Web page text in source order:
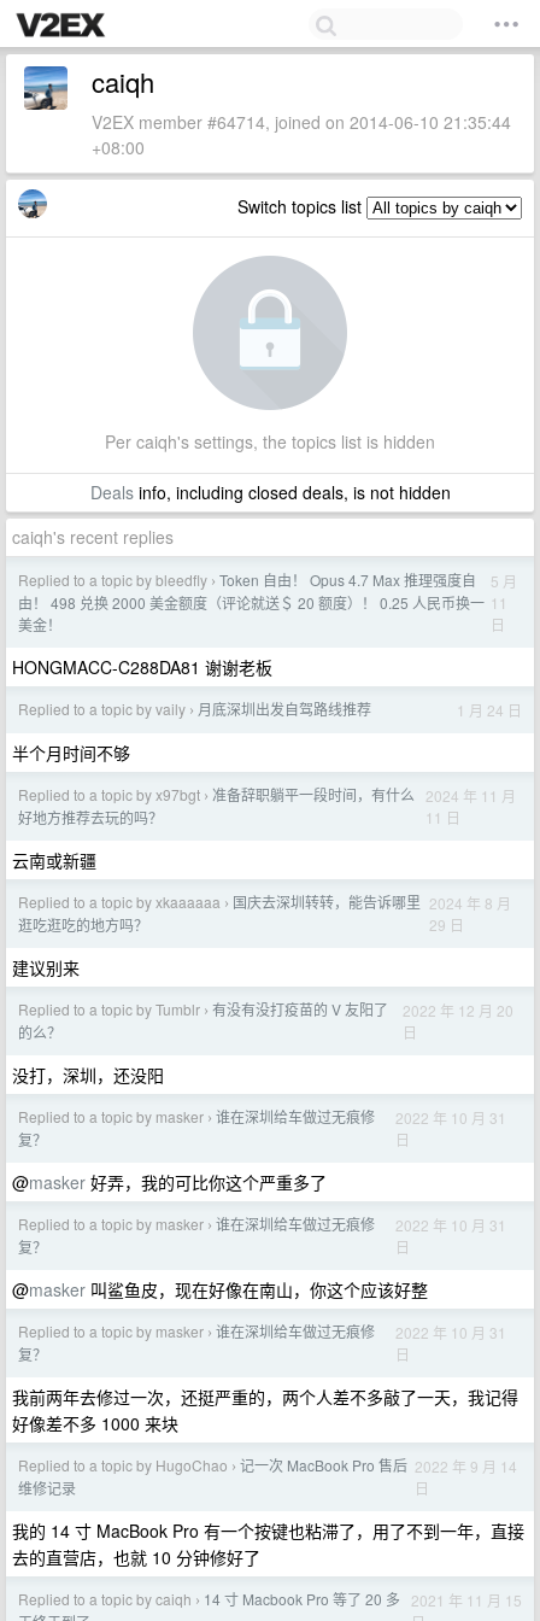
caiqh
V2EX member #64714, joined on 2014-06-10 21:35:44
+08:00
Switch topics list
Per caiqh's settings, the topics list is hidden
Dealsinfo, including closed deals, is not hidden
caiqh's recent replies
Replied to a topic by bleedfly › Token 自由！ Opus 4.7 Max 推理强度自
由！ 498 兑换 2000 美金额度（评论就送＄ 20 额度）！ 0.25 人民币换一
美金！
5 月
11
日
HONGMACC-C288DA81 谢谢老板
Replied to a topic by vaily › 月底深圳出发自驾路线推荐 1 月 24 日
半个月时间不够
Replied to a topic by x97bgt › 准备辞职躺平一段时间，有什么
好地方推荐去玩的吗？
2024 年 11 月
11 日
云南或新疆
Replied to a topic by xkaaaaaa › 国庆去深圳转转，能告诉哪里
逛吃逛吃的地方吗？
2024 年 8 月
29 日
建议别来
Replied to a topic by Tumblr › 有没有没打疫苗的 V 友阳了
的么？
2022 年 12 月 20
日
没打，深圳，还没阳
Replied to a topic by masker › 谁在深圳给车做过无痕修
复？
2022 年 10 月 31
日
@masker 好弄，我的可比你这个严重多了
Replied to a topic by masker › 谁在深圳给车做过无痕修
复？
2022 年 10 月 31
日
@masker 叫鲨鱼皮，现在好像在南山，你这个应该好整
Replied to a topic by masker › 谁在深圳给车做过无痕修
复？
2022 年 10 月 31
日
我前两年去修过一次，还挺严重的，两个人差不多敲了一天，我记得
好像差不多 1000 来块
Replied to a topic by HugoChao › 记一次 MacBook Pro 售后
维修记录
2022 年 9 月 14
日
我的 14 寸 MacBook Pro 有一个按键也粘滞了，用了不到一年，直接
去的直营店，也就 10 分钟修好了
Replied to a topic by caiqh › 14 寸 Macbook Pro 等了 20 多
2021 年 11 月 15